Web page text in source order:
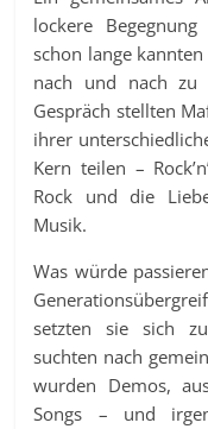
lockere
schon lange
nach und nach zu
Gespräch stellten
ihrer
Kern teilen –
Rock und die
Musik.
Was würde
setzten sie sich
suchten nach
wurden Demos,
Songs – und